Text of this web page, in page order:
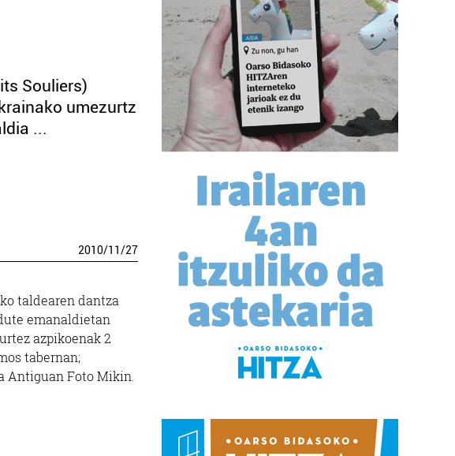
Souliers)
umezurtz
...
2010/11/27
taldearen dantza
emanaldietan
azpikoenak 2
tabernan;
Antiguan Foto Mikin.